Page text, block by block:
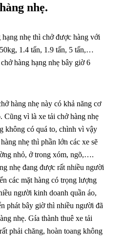
nhẹ.
nhẹ thì chở được hàng với
1.4 tấn, 1.9 tấn, 5 tấn,…
hàng hạng nhẹ bây giờ 6
hàng nhẹ này có khả năng cơ
Cũng vì là xe tải chở hàng nhẹ
không có quá to, chình vì vậy
nhẹ thì phần lớn các xe sẽ
nhỏ, ở trong xóm, ngõ,….
nhẹ đang được rất nhiều người
các mặt hàng có trọng lượng
người kinh doanh quần áo,
phát bây giờ thì nhiều người đã
nhẹ. Gía thành thuê xe tải
phải chăng, hoàn toang không